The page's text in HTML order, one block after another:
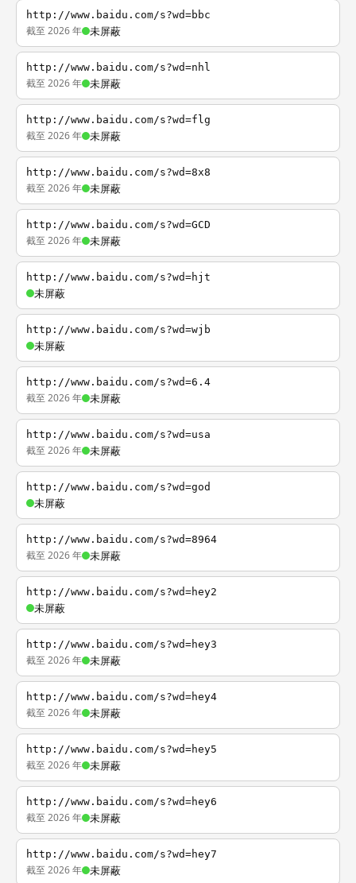
http://www.baidu.com/s?wd=bbc
截至 2026 年 未屏蔽
http://www.baidu.com/s?wd=nhl
截至 2026 年 未屏蔽
http://www.baidu.com/s?wd=flg
截至 2026 年 未屏蔽
http://www.baidu.com/s?wd=8x8
截至 2026 年 未屏蔽
http://www.baidu.com/s?wd=GCD
截至 2026 年 未屏蔽
http://www.baidu.com/s?wd=hjt
未屏蔽
http://www.baidu.com/s?wd=wjb
未屏蔽
http://www.baidu.com/s?wd=6.4
截至 2026 年 未屏蔽
http://www.baidu.com/s?wd=usa
截至 2026 年 未屏蔽
http://www.baidu.com/s?wd=god
未屏蔽
http://www.baidu.com/s?wd=8964
截至 2026 年 未屏蔽
http://www.baidu.com/s?wd=hey2
未屏蔽
http://www.baidu.com/s?wd=hey3
截至 2026 年 未屏蔽
http://www.baidu.com/s?wd=hey4
截至 2026 年 未屏蔽
http://www.baidu.com/s?wd=hey5
截至 2026 年 未屏蔽
http://www.baidu.com/s?wd=hey6
截至 2026 年 未屏蔽
http://www.baidu.com/s?wd=hey7
截至 2026 年 未屏蔽